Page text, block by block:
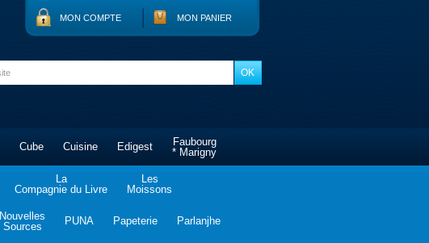
MON COMPTE MON PANIER
Cube Cuisine Edigest
Faubourg
* Marigny
La
Compagnie du Livre
Les
Moissons
Nouvelles
Sources
PUNA Papeterie Parlanjhe